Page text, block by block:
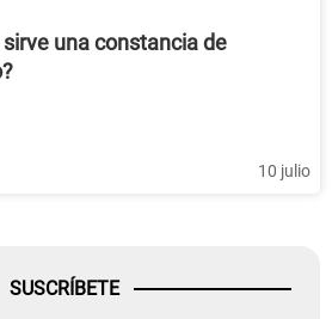
una constancia de
10 julio
SUSCRÍBETE